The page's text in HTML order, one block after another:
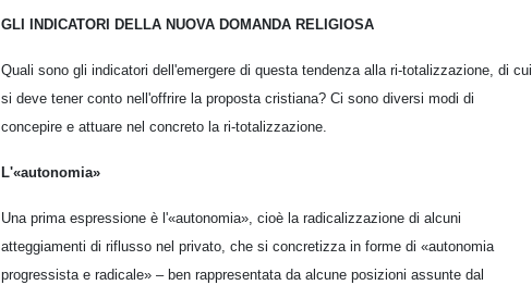
GLI INDICATORI DELLA NUOVA DOMANDA RELIGIOSA
Quali sono gli indicatori dell'emergere di questa tendenza alla ri-totalizzazione, di cui
si deve tener conto nell'offrire la proposta cristiana? Ci sono diversi modi di
concepire e attuare nel concreto la ri-totalizzazione.
L'«autonomia»
Una prima espressione è l'«autonomia», cioè la radicalizzazione di alcuni
atteggiamenti di riflusso nel privato, che si concretizza in forme di «autonomia
progressista e radicale» – ben rappresentata da alcune posizioni assunte dal